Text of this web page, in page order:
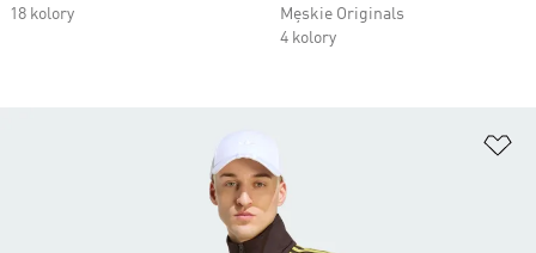
18 kolory
Męskie Originals
4 kolory